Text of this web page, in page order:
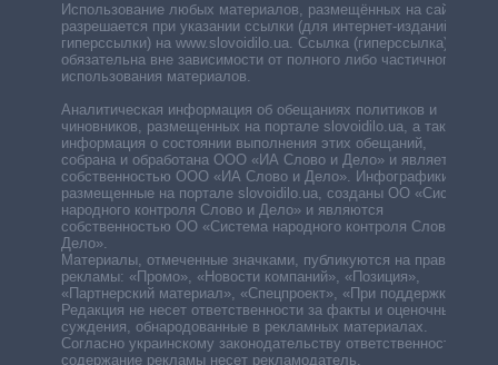
Использование любых материалов, размещённых на сайте,
разрешается при указании ссылки (для интернет-изданий —
гиперссылки) на www.slovoidilo.ua. Ссылка (гиперссылка)
обязательна вне зависимости от полного либо частичного
использования материалов.
Аналитическая информация об обещаниях политиков и
чиновников, размещенных на портале slovoidilo.ua, а также
информация о состоянии выполнения этих обещаний,
собрана и обработана ООО «ИА Слово и Дело» и является
собственностью ООО «ИА Слово и Дело». Инфографики,
размещенные на портале slovoidilo.ua, созданы ОО «Система
народного контроля Слово и Дело» и являются
собственностью ОО «Система народного контроля Слово и
Дело».
Материалы, отмеченные значками, публикуются на правах
рекламы: «Промо», «Новости компаний», «Позиция»,
«Партнерский материал», «Спецпроект», «При поддержке».
Редакция не несет ответственности за факты и оценочные
суждения, обнародованные в рекламных материалах.
Согласно украинскому законодательству ответственность за
содержание рекламы несет рекламодатель.